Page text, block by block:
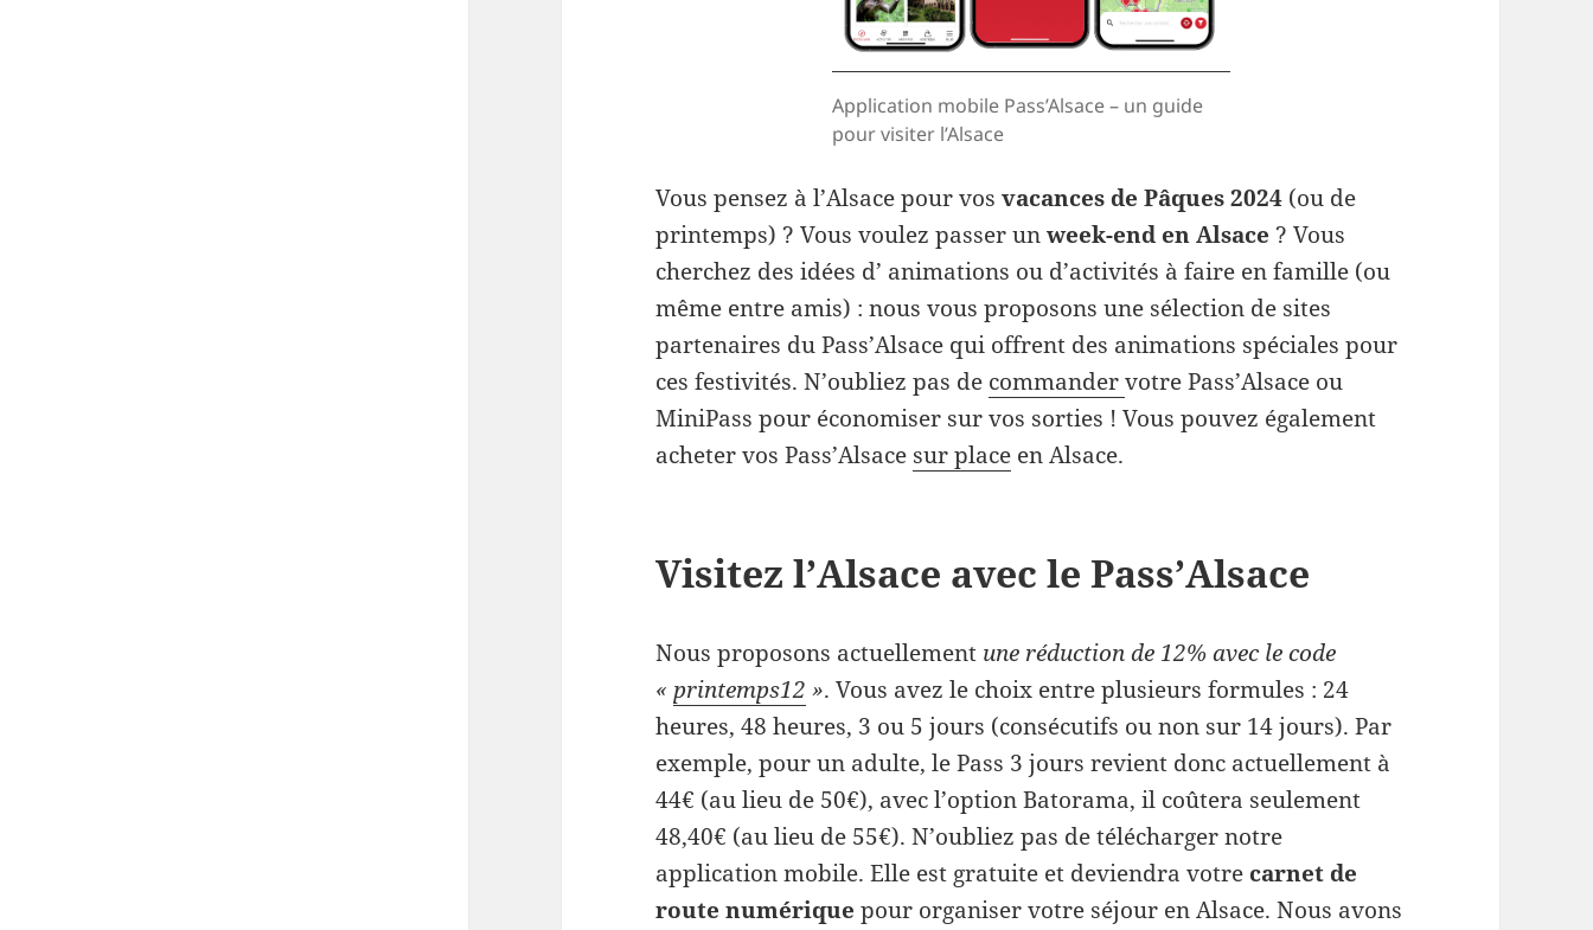
Application mobile Pass’Alsace – un guide
pour visiter l’Alsace
Vous pensez à l’Alsace pour vosvacances de Pâques 2024 (ou de
printemps) ? Vous voulez passer unweek-end en Alsace ? Vous
cherchez des idées d’ animations ou d’activités à faire en famille (ou
même entre amis) : nous vous proposons une sélection de sites
partenaires du Pass’Alsace qui offrent des animations spéciales pour
ces festivités. N’oubliez pas de commandervotre Pass’Alsace ou
MiniPass pour économiser sur vos sorties ! Vous pouvez également
acheter vos Pass’Alsace sur place en Alsace.
Visitez l’Alsace avec le Pass’Alsace
Nous proposons actuellement une réduction de 12% avec le code
«printemps12 ». Vous avez le choix entre plusieurs formules : 24
heures, 48 heures, 3 ou 5 jours (consécutifs ou non sur 14 jours). Par
exemple, pour un adulte, le Pass 3 jours revient donc actuellement à
44€ (au lieu de 50€), avec l’option Batorama, il coûtera seulement
48,40€ (au lieu de 55€). N’oubliez pas de télécharger notre
application mobile. Elle est gratuite et deviendra votre carnet de
route numérique pour organiser votre séjour en Alsace. Nous avons